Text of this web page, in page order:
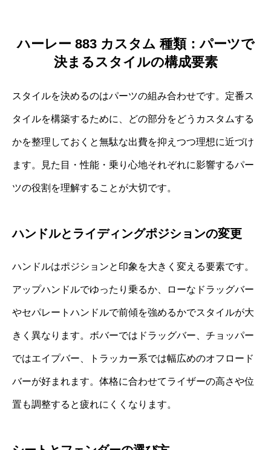
ハーレー 883 カスタム 種類：パーツで
決まるスタイルの構成要素
スタイルを決めるのはパーツの組み合わせです。定番ス
タイルを構築するために、どの部分をどうカスタムする
かを整理しておくと無駄な出費を抑えつつ理想に近づけ
ます。見た目・性能・乗り心地それぞれに影響するパー
ツの役割を理解することが大切です。
ハンドルとライディングポジションの変更
ハンドルはポジションと印象を大きく変える要素です。
アップハンドルでゆったり乗るか、ローなドラッグバー
やセパレートハンドルで前傾を強めるかでスタイルが大
きく異なります。ボバーではドラッグバー、チョッパー
ではエイプバー、トラッカー系では幅広めのオフロード
バーが好まれます。体格に合わせてライザーの高さや位
置も調整すると疲れにくくなります。